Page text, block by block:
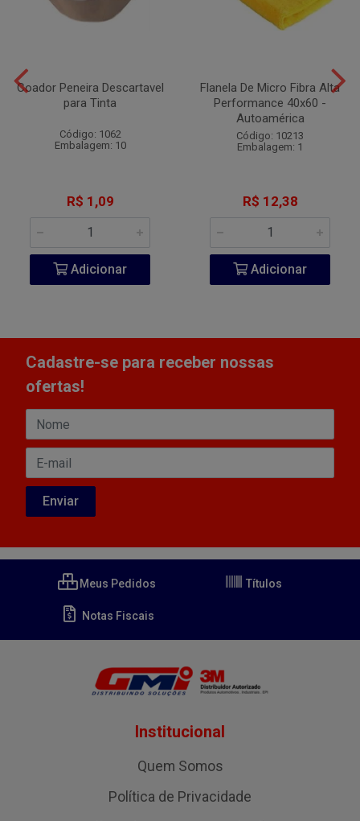
Coador Peneira Descartavel
para Tinta
Código: 1062
Embalagem: 10
R$ 1,09
Adicionar
Flanela De Micro Fibra Alta
Performance 40x60 -
Autoamérica
Código: 10213
Embalagem: 1
R$ 12,38
Adicionar
Cadastre-se para receber nossas
ofertas!
Meus Pedidos Títulos
Notas Fiscais
Institucional
Quem Somos
Política de Privacidade